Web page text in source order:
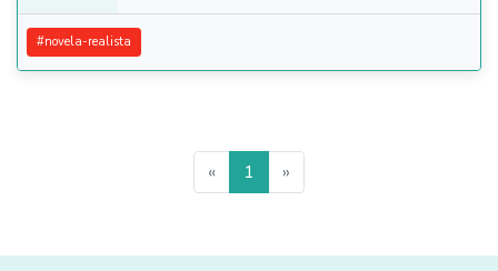
#novela-realista
« 1 »